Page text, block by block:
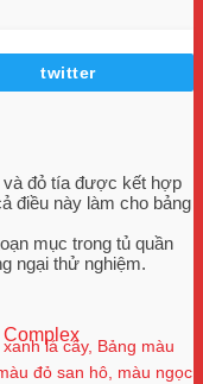
twitter
và đỏ tía được kết hợp
điều này làm cho bảng
mục trong tủ quần
ngại thử nghiệm.
lá cây, Bảng màu
đỏ san hô, màu ngọc